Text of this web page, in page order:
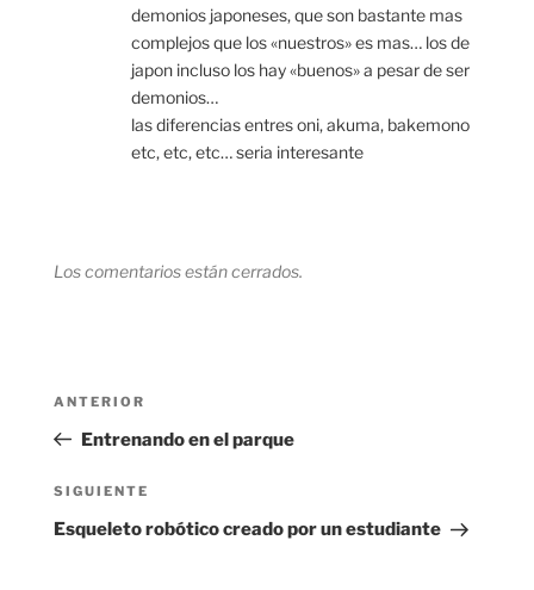
demonios japoneses, que son bastante mas
complejos que los «nuestros» es mas… los de
japon incluso los hay «buenos» a pesar de ser
demonios…
las diferencias entres oni, akuma, bakemono
etc, etc, etc… seria interesante
Los comentarios están cerrados.
Navegación
entradas
Entrada
anterior:
ANTERIOR
Entrenando en el parque
Siguiente
entrada
SIGUIENTE
Esqueleto robótico creado por un estudiante